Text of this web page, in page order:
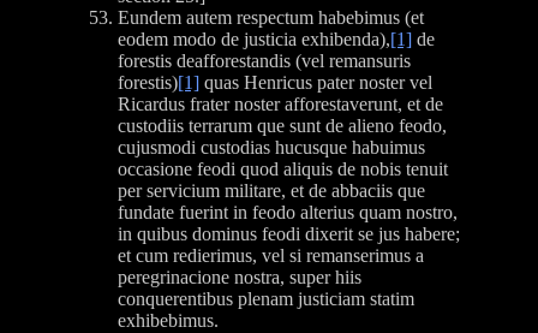
Eundem autem respectum habebimus (et
eodem modo de justicia exhibenda),[1]de
forestis deafforestandis (vel remansuris
forestis)[1]quas Henricus pater noster vel
Ricardus frater noster afforestaverunt, et de
custodiis terrarum que sunt de alieno feodo,
cujusmodi custodias hucusque habuimus
occasione feodi quod aliquis de nobis tenuit
per servicium militare, et de abbaciis que
fundate fuerint in feodo alterius quam nostro,
in quibus dominus feodi dixerit se jus habere;
et cum redierimus, vel si remanserimus a
peregrinacione nostra, super hiis
conquerentibus plenam justiciam statim
exhibebimus.